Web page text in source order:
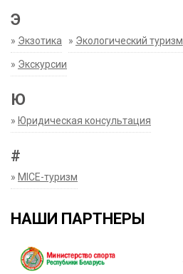
Э
» Экзотика » Экологический туризм
» Экскурсии
Ю
» Юридическая консультация
#
» MICE-туризм
НАШИ ПАРТНЕРЫ